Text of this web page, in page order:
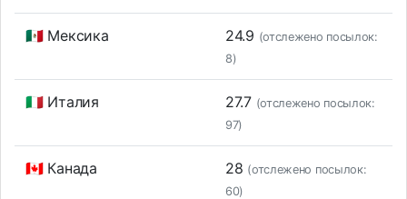
🇲🇽 Мексика 24.9 (отслежено посылок:
8)
🇮🇹 Италия 27.7 (отслежено посылок:
97)
🇨🇦 Канада 28 (отслежено посылок:
60)